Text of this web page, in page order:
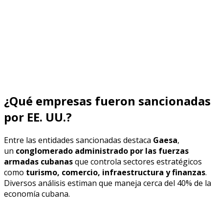
¿Qué empresas fueron sancionadas
por EE. UU.?
Entre las entidades sancionadas destaca Gaesa,
un conglomerado administrado por las fuerzas
armadas cubanasque controla sectores estratégicos
como turismo, comercio, infraestructura y finanzas.
Diversos análisis estiman que maneja cerca del 40% de la
economía cubana.